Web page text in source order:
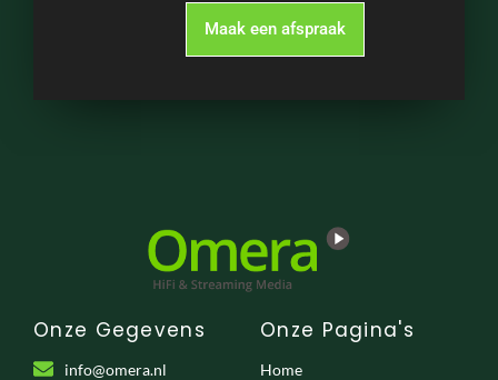
Maak een afspraak
Onze Gegevens
info@omera.nl
Onze Pagina's
Home